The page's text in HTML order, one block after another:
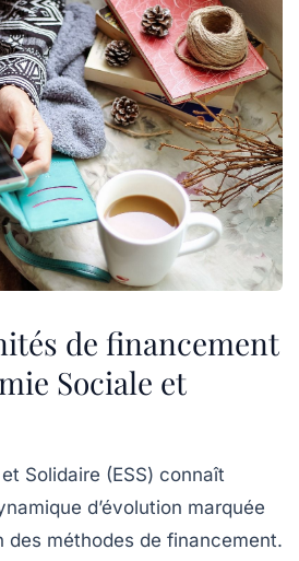
de financement
Sociale et
Solidaire (ESS) connaît
d’évolution marquée
des méthodes de financement.